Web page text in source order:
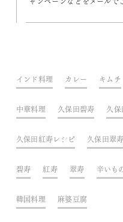
インド料理 カレー キムチ
中華料理 久保田碧寿 久保
久保田紅寿レシピ 久保田翠寿
碧寿 紅寿 翠寿 辛いも
韓国料理 麻婆豆腐